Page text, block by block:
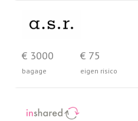
€ 3000
bagage
€ 75
eigen risico